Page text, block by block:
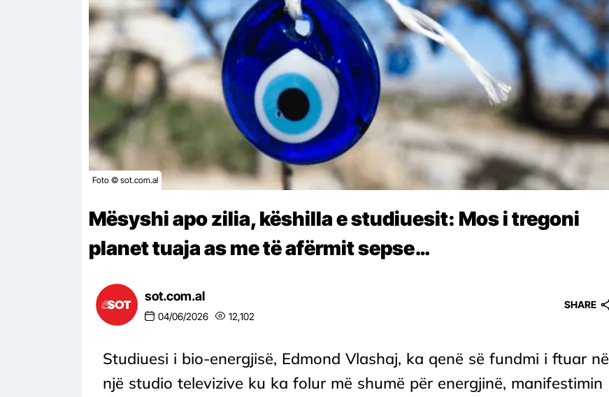
Foto © sot.com.al
Mësyshi apo zilia, këshilla e studiuesit: Mos i tregoni
planet tuaja as me të afërmit sepse…
sot.com.al
04/06/2026 12,102
SHARE
Studiuesi i bio-energjisë, Edmond Vlashaj, ka qenë së fundmi i ftuar në
një studio televizive ku ka folur më shumë për energjinë, manifestimin